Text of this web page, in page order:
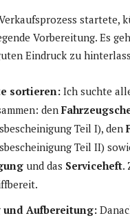
startete,
Vorbereitung. Es
Eindruck zu
sortieren: Ich suchte
den
Teil I), den
Teil II)
und das Serviceheft.
Aufbereitung: